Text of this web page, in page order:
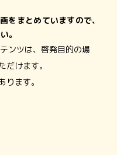
をまとめていますので、
。
ンツは、啓発目的の場
だけます。
ます。